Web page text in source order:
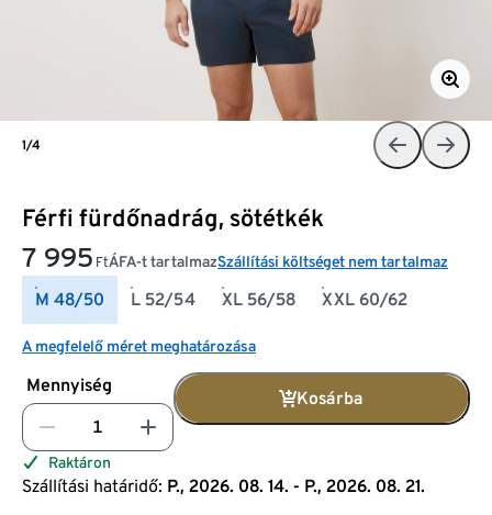
Férfi fürdőnadrág, sötétkék
7 995 FtÁFA-t tartalmazSzállítási költséget nem tartalmaz
M 48/50 L 52/54 XL 56/58 XXL 60/62
A megfelelő méret meghatározása
Mennyiség
Kosárba
Raktáron
Szállítási határidő: P., 2026. 08. 14. - P., 2026. 08. 21.
1/4